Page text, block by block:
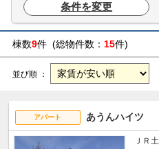
条件を変更
棟数9件 (総物件数： 15件)
並び順 ：
アパート あうんハイツ
ＪＲ